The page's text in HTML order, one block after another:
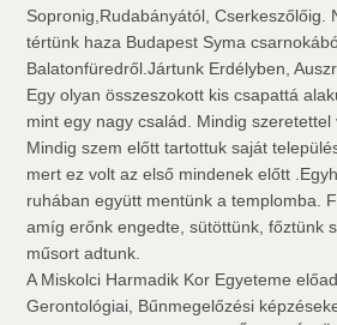
Sopronig,Rudabányától, Cserkeszőlőig.
tértünk haza Budapest Syma
Balatonfüredről.Jártunk Erdélyben,
Egy olyan összeszokott kis csapattá
mint egy nagy család. Mindig szeretettel
Mindig szem előtt tartottuk saját
mert ez volt az első mindenek előtt
ruhában együtt mentünk a templomba.
amíg erőnk engedte, sütöttünk, főztünk
műsort adtunk.
A Miskolci Harmadik Kor Egyeteme
Gerontológiai, Bűnmegelőzési